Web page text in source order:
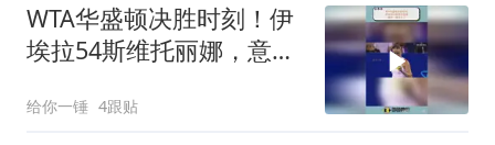
WTA华盛顿决胜时刻！伊
埃拉54斯维托丽娜，意外
给你一锤 4跟贴